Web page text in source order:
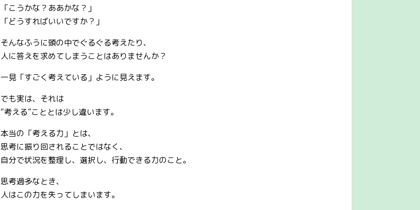
「こうかな？ああかな？」
「どうすればいいですか？」
そんなふうに頭の中でぐるぐる考えたり、
人に答えを求めてしまうことはありませんか？
一見「すごく考えている」ように見えます。
でも実は、それは
“考える”こととは少し違います。
本当の「考える力」とは、
思考に振り回されることではなく、
自分で状況を整理し、選択し、行動できる力のこと。
思考過多なとき、
人はこの力を失ってしまいます。